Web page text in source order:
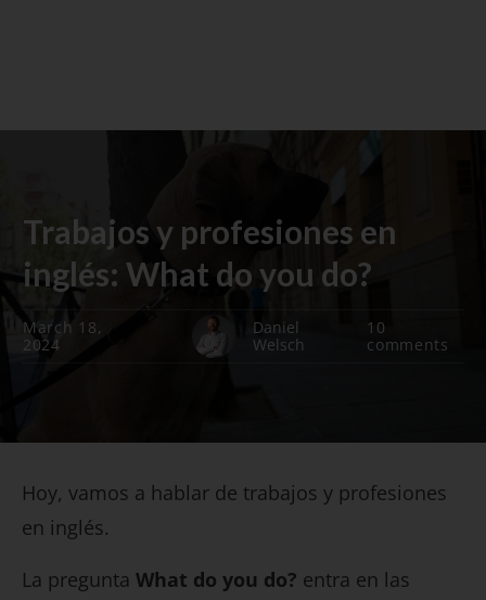
Trabajos y profesiones en
inglés: What do you do?
March 18,
2024
Daniel
Welsch
10
comments
Hoy, vamos a hablar de trabajos y profesiones
en inglés.
La pregunta What do you do? entra en las